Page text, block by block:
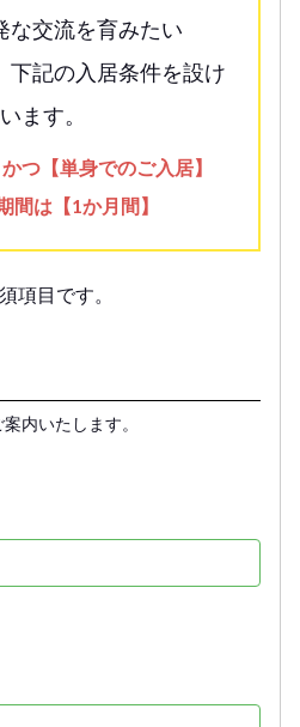
な交流を育みたい
下記の入居条件を設け
ます。
つ【単身でのご入居】
間は【1か月間】
項目です。
内いたします。